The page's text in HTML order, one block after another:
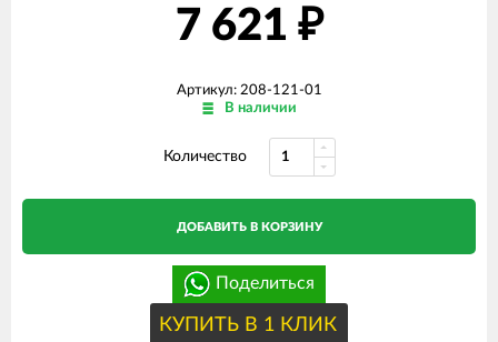
7 621 ₽
Артикул: 208-121-01
В наличии
Количество
ДОБАВИТЬ В КОРЗИНУ
Поделиться
КУПИТЬ В 1 КЛИК